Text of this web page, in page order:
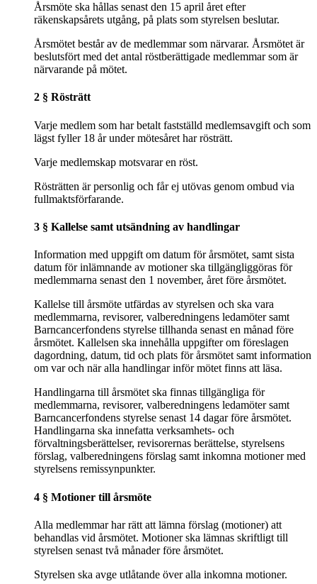
Årsmöte ska hållas senast den 15 april året efter
räkenskapsårets utgång, på plats som styrelsen beslutar.
Årsmötet består av de medlemmar som närvarar. Årsmötet är
beslutsfört med det antal röstberättigade medlemmar som är
närvarande på mötet.
2 § Rösträtt
Varje medlem som har betalt fastställd medlemsavgift och som
lägst fyller 18 år under mötesåret har rösträtt.
Varje medlemskap motsvarar en röst.
Rösträtten är personlig och får ej utövas genom ombud via
fullmaktsförfarande.
3 § Kallelse samt utsändning av handlingar
Information med uppgift om datum för årsmötet, samt sista
datum för inlämnande av motioner ska tillgängliggöras för
medlemmarna senast den 1 november, året före årsmötet.
Kallelse till årsmöte utfärdas av styrelsen och ska vara
medlemmarna, revisorer, valberedningens ledamöter samt
Barncancerfondens styrelse tillhanda senast en månad före
årsmötet. Kallelsen ska innehålla uppgifter om föreslagen
dagordning, datum, tid och plats för årsmötet samt information
om var och när alla handlingar inför mötet finns att läsa.
Handlingarna till årsmötet ska finnas tillgängliga för
medlemmarna, revisorer, valberedningens ledamöter samt
Barncancerfondens styrelse senast 14 dagar före årsmötet.
Handlingarna ska innefatta verksamhets- och
förvaltningsberättelser, revisorernas berättelse, styrelsens
förslag, valberedningens förslag samt inkomna motioner med
styrelsens remissynpunkter.
4 § Motioner till årsmöte
Alla medlemmar har rätt att lämna förslag (motioner) att
behandlas vid årsmötet. Motioner ska lämnas skriftligt till
styrelsen senast två månader före årsmötet.
Styrelsen ska avge utlåtande över alla inkomna motioner.